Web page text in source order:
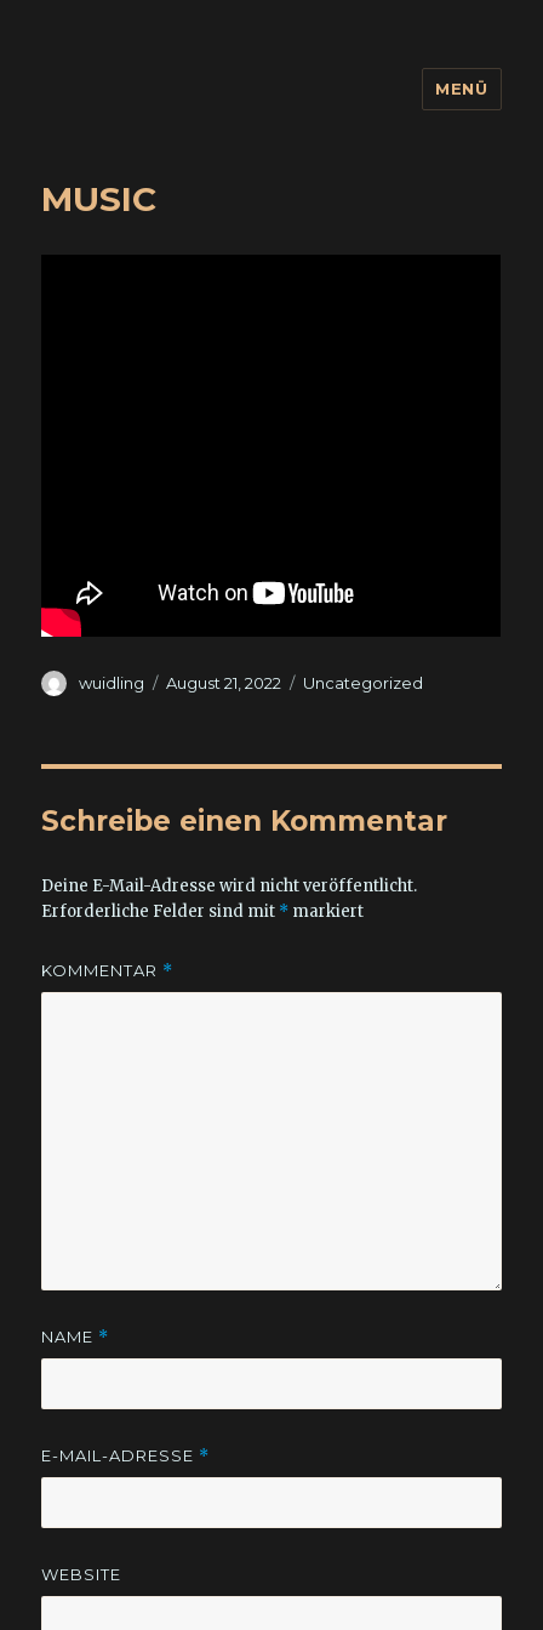
MENÜ
MUSIC
Autor
wuidling
Veröffentlicht
August 21, 2022 Kategorien
Uncategorized
Schreibe einen Kommentar
Deine E-Mail-Adresse wird nicht veröffentlicht.
Erforderliche Felder sind mit * markiert
KOMMENTAR *
NAME *
E-MAIL-ADRESSE *
WEBSITE